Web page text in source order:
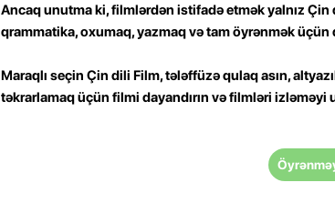
Ancaq unutma ki, filmlərdən istifadə etmək yalnız
qrammatika, oxumaq, yazmaq və tam öyrənmək üçün
Maraqlı seçin Çin dili Film, tələffüzə qulaq asın,
təkrarlamaq üçün filmi dayandırın və filmləri izləməyi